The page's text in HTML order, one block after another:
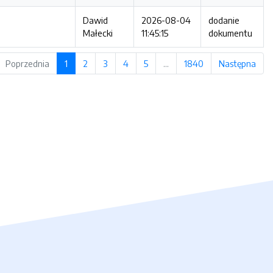
Dawid
Małecki
2026-08-04
11:45:15
dodanie
dokumentu
Poprzednia 1 2 3 4 5 … 1840 Następna